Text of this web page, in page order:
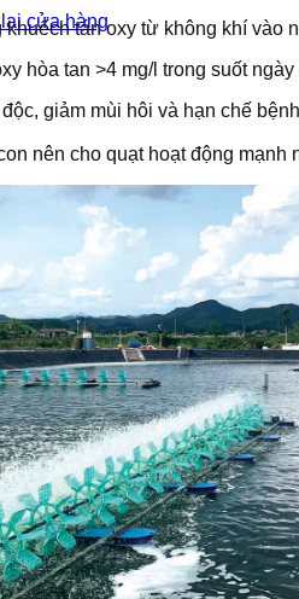
cửa hàng
khuếch tán oxy từ không khí vào
hòa tan >4 mg/l trong suốt ngày
giảm mùi hôi và hạn chế
nên cho quạt hoạt động